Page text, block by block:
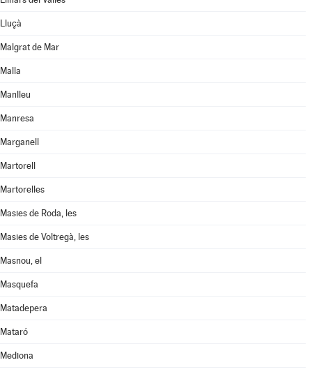
Lluçà
Malgrat de Mar
Malla
Manlleu
Manresa
Marganell
Martorell
Martorelles
Masies de Roda, les
Masies de Voltregà, les
Masnou, el
Masquefa
Matadepera
Mataró
Mediona